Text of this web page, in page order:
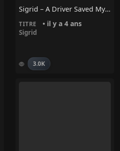
Sigrid – A Driver Saved My Night
TITRE • il y a 4 ans
Sigrid
3.0K